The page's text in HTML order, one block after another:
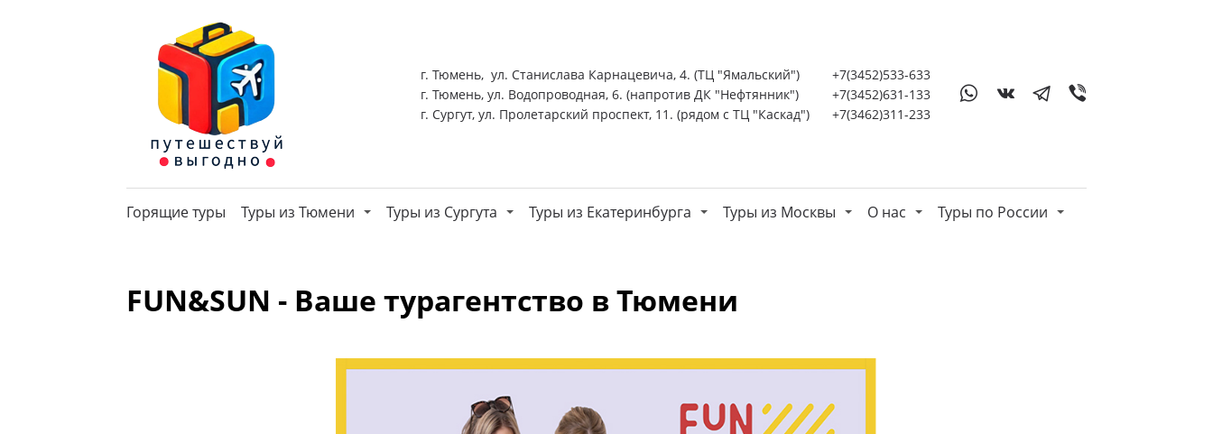
г. Тюмень, ул. Станислава Карнацевича, 4. (ТЦ "Ямальский")
г. Тюмень, ул. Водопроводная, 6. (напротив ДК "Нефтянник")
г. Сургут, ул. Пролетарский проспект, 11. (рядом с ТЦ "Каскад")
+7(3452)533-633
+7(3452)631-133
+7(3462)311-233
Горящие туры Туры из Тюмени Туры из Сургута Туры из Екатеринбурга Туры из Москвы О нас Туры по России
FUN&SUN - Ваше турагентство в Тюмени